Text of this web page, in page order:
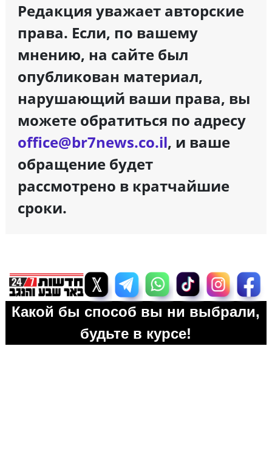
Редакция уважает авторские
права. Если, по вашему
мнению, на сайте был
опубликован материал,
нарушающий ваши права, вы
можете обратиться по адресу
office@br7news.co.il, и ваше
обращение будет
рассмотрено в кратчайшие
сроки.
Какой бы способ вы ни выбрали,
будьте в курсе!